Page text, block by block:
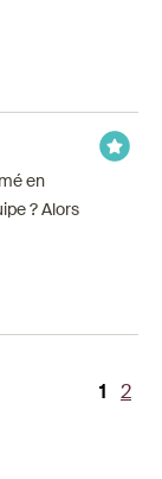
en
? Alors
Page
1 2